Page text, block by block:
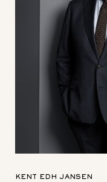
KENT EDH JANSEN